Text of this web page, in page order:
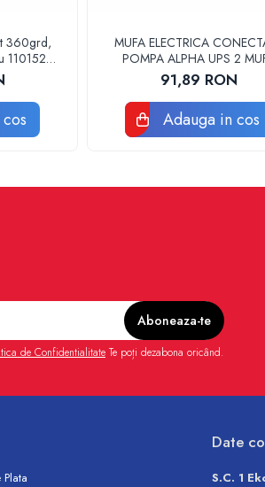
360grd,
110152
MUFA ELECTRICA
POMPA ALPHA UPS 2
ELECTRICA GRUNDFOS
91,89 RON
Adauga in cos
de Confidentialitate Te poți dezabona oricând.
Date
S.C. 1